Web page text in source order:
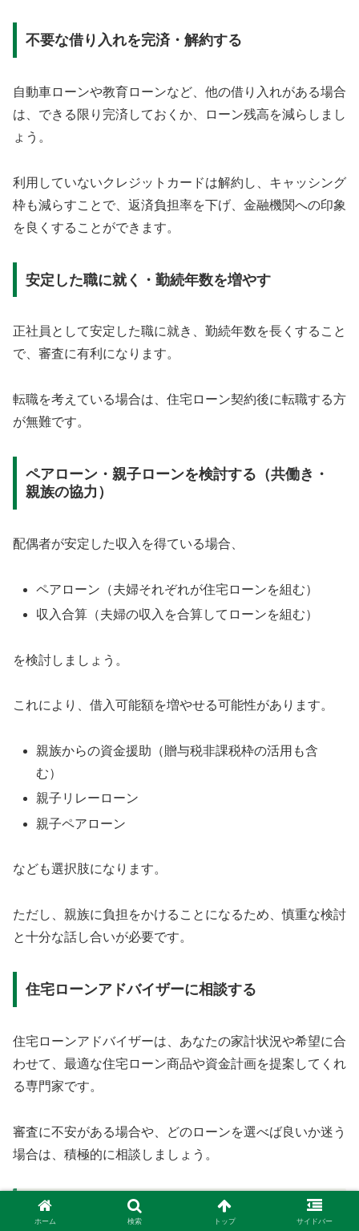
不要な借り入れを完済・解約する
自動車ローンや教育ローンなど、他の借り入れがある場合
は、できる限り完済しておくか、ローン残高を減らしまし
ょう。
利用していないクレジットカードは解約し、キャッシング
枠も減らすことで、返済負担率を下げ、金融機関への印象
を良くすることができます。
安定した職に就く・勤続年数を増やす
正社員として安定した職に就き、勤続年数を長くすること
で、審査に有利になります。
転職を考えている場合は、住宅ローン契約後に転職する方
が無難です。
ペアローン・親子ローンを検討する（共働き・
親族の協力）
配偶者が安定した収入を得ている場合、
ペアローン（夫婦それぞれが住宅ローンを組む）
収入合算（夫婦の収入を合算してローンを組む）
を検討しましょう。
これにより、借入可能額を増やせる可能性があります。
親族からの資金援助（贈与税非課税枠の活用も含
む）
親子リレーローン
親子ペアローン
なども選択肢になります。
ただし、親族に負担をかけることになるため、慎重な検討
と十分な話し合いが必要です。
住宅ローンアドバイザーに相談する
住宅ローンアドバイザーは、あなたの家計状況や希望に合
わせて、最適な住宅ローン商品や資金計画を提案してくれ
る専門家です。
審査に不安がある場合や、どのローンを選べば良いか迷う
場合は、積極的に相談しましょう。
まとめ：年収270万円からのマイホーム、
ホーム 検索 トップ サイドバー